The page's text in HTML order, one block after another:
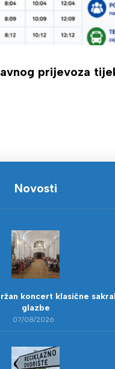
prijevoza
Novosti
koncert klasične
glazbe
07/08/2026